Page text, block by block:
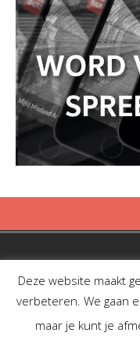
Deze website maakt
verbeteren. We gaan
maar je kunt je